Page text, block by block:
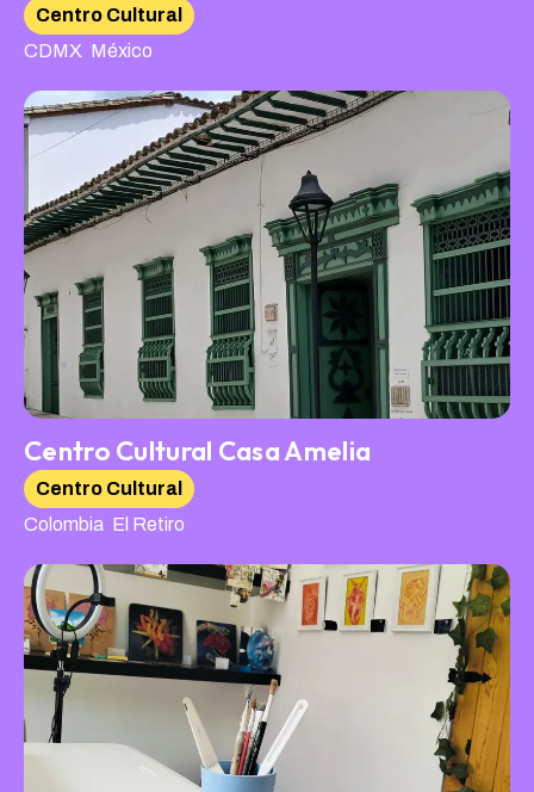
Centro Cultural
CDMX México
Centro Cultural Casa Amelia
Centro Cultural
Colombia El Retiro